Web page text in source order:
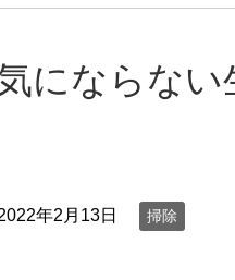
にならな
年2月13日 掃除